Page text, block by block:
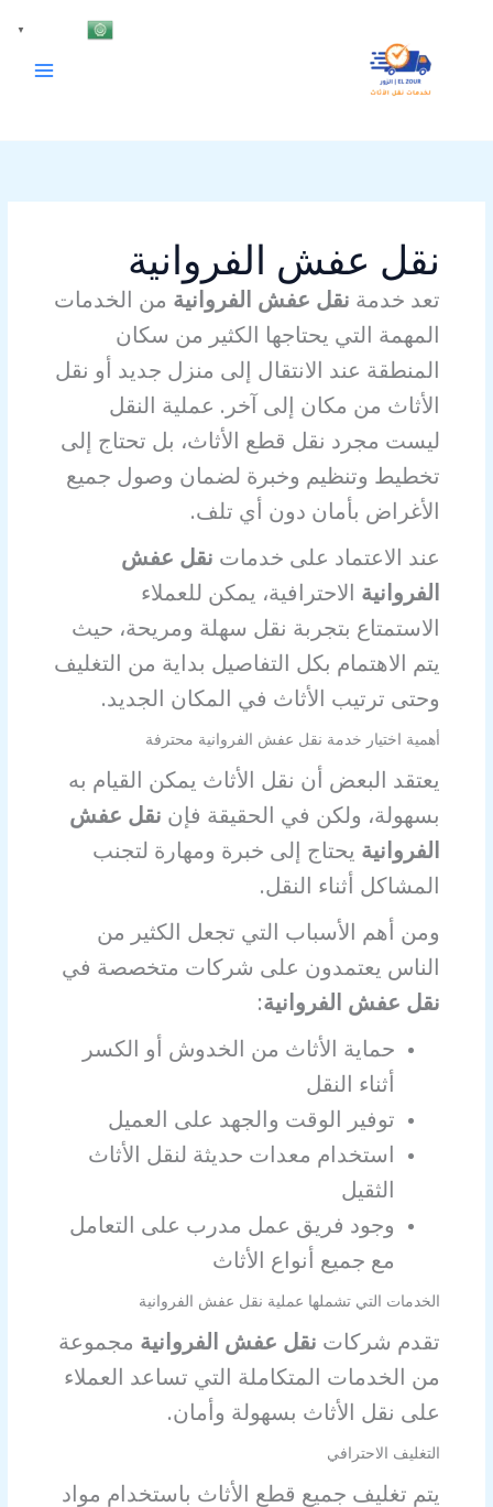
نقل عفش الفروانية
تعد خدمة نقل عفش الفروانية من الخدمات
المهمة التي يحتاجها الكثير من سكان
المنطقة عند الانتقال إلى منزل جديد أو نقل
الأثاث من مكان إلى آخر. عملية النقل
ليست مجرد نقل قطع الأثاث، بل تحتاج إلى
تخطيط وتنظيم وخبرة لضمان وصول جميع
الأغراض بأمان دون أي تلف.
عند الاعتماد على خدمات نقل عفش
الفروانية الاحترافية، يمكن للعملاء
الاستمتاع بتجربة نقل سهلة ومريحة، حيث
يتم الاهتمام بكل التفاصيل بداية من التغليف
وحتى ترتيب الأثاث في المكان الجديد.
أهمية اختيار خدمة نقل عفش الفروانية محترفة
يعتقد البعض أن نقل الأثاث يمكن القيام به
بسهولة، ولكن في الحقيقة فإن نقل عفش
الفروانية يحتاج إلى خبرة ومهارة لتجنب
المشاكل أثناء النقل.
ومن أهم الأسباب التي تجعل الكثير من
الناس يعتمدون على شركات متخصصة في
نقل عفش الفروانية:
حماية الأثاث من الخدوش أو الكسر
أثناء النقل
توفير الوقت والجهد على العميل
استخدام معدات حديثة لنقل الأثاث
الثقيل
وجود فريق عمل مدرب على التعامل
مع جميع أنواع الأثاث
الخدمات التي تشملها عملية نقل عفش الفروانية
تقدم شركات نقل عفش الفروانية مجموعة
من الخدمات المتكاملة التي تساعد العملاء
على نقل الأثاث بسهولة وأمان.
التغليف الاحترافي
يتم تغليف جميع قطع الأثاث باستخدام مواد
▼